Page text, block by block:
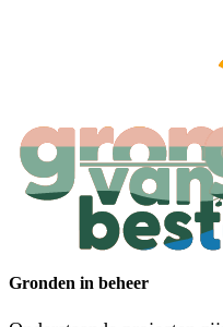
Gronden in beheer